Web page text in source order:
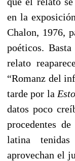
en la
Chalon, 1976,
poéticos.
relato
“Romanz del
tarde por la
datos poco
procedentes
latina
aprovechan el